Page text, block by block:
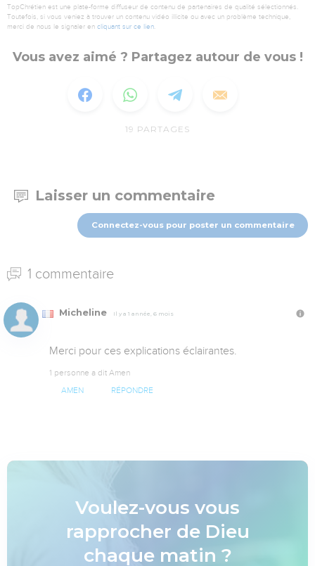
TopChrétien est une plate-forme diffuseur de contenu de partenaires de qualité sélectionnés.
Toutefois, si vous veniez à trouver un contenu vidéo illicite ou avec un problème technique,
merci de nous le signaler en cliquant sur ce lien.
Vous avez aimé ? Partagez autour de vous !
19 PARTAGES
Laisser un commentaire
Connectez-vous pour poster un commentaire
1 commentaire
Micheline Il y a 1 année, 6 mois
Merci pour ces explications éclairantes.
1 personne a dit Amen
AMEN RÉPONDRE
Voulez-vous vous
rapprocher de Dieu
chaque matin ?